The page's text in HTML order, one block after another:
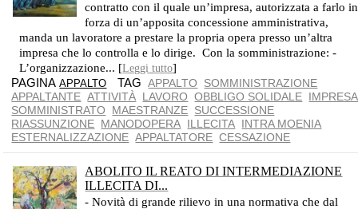
contratto con il quale un’impresa, autorizzata a farlo in
forza di un’apposita concessione amministrativa,
manda un lavoratore a prestare la propria opera presso un’altra
impresa che lo controlla e lo dirige. Con la somministrazione: -
L’organizzazione... [Leggi tutto]
PAGINAAPPALTO TAGAPPALTO
SOMMINISTRAZIONE
APPALTANTE ATTIVITÀ LAVORO OBBLIGO SOLIDALE IMPRESA
SOMMINISTRATO
MAESTRANZE SUCCESSIONE
RIASSUNZIONE MANODOPERA ILLECITA INTRA MOENIA
ESTERNALIZZAZIONE APPALTATORE CESSAZIONE
ABOLITO IL REATO DI INTERMEDIAZIONE
ILLECITA DI...
- Novità di grande rilievo in una normativa che dal